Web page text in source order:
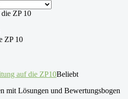
ZP 10
ZP 10
auf die ZP10Beliebt
mit Lösungen und Bewertungsbogen